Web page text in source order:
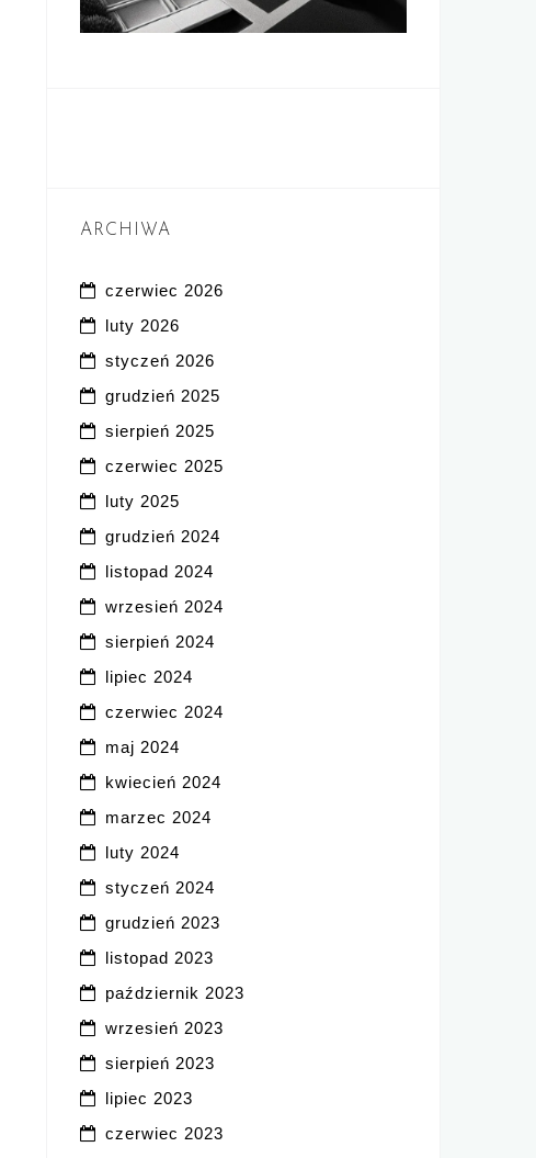
ARCHIWA
czerwiec 2026
luty 2026
styczeń 2026
grudzień 2025
sierpień 2025
czerwiec 2025
luty 2025
grudzień 2024
listopad 2024
wrzesień 2024
sierpień 2024
lipiec 2024
czerwiec 2024
maj 2024
kwiecień 2024
marzec 2024
luty 2024
styczeń 2024
grudzień 2023
listopad 2023
październik 2023
wrzesień 2023
sierpień 2023
lipiec 2023
czerwiec 2023